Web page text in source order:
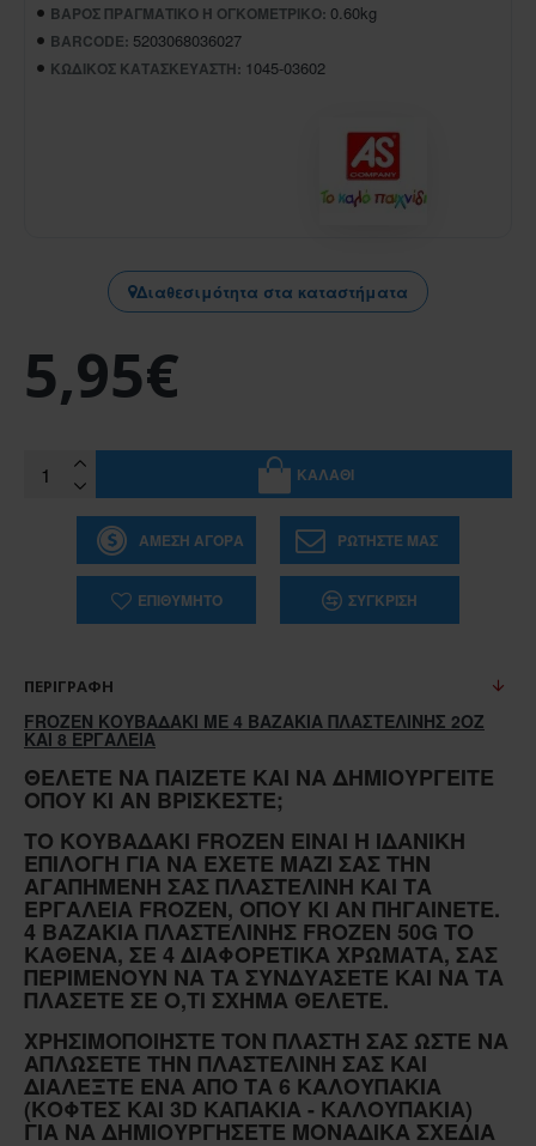
ΒΆΡΟΣ ΠΡΑΓΜΑΤΙΚΌ Ή ΟΓΚΟΜΕΤΡΙΚΌ: 0.60kg
BARCODE: 5203068036027
ΚΩΔΙΚΌΣ ΚΑΤΑΣΚΕΥΑΣΤΉ: 1045-03602
Διαθεσιμότητα στα καταστήματα
5,95€
ΚΑΛΆΘΙ
ΆΜΕΣΗ ΑΓΟΡΆ ΡΩΤΉΣΤΕ ΜΑΣ
ΕΠΙΘΥΜΗΤΌ ΣΎΓΚΡΙΣΗ
ΠΕΡΙΓΡΑΦΉ
FROZEN ΚΟΥΒΑΔΑΚΙ ΜΕ 4 ΒΑΖΑΚΙΑ ΠΛΑΣΤΕΛΙΝΗΣ 2ΟΖ
ΚΑΙ 8 ΕΡΓΑΛΕΙΑ
ΘΈΛΕΤΕ ΝΑ ΠΑΊΖΕΤΕ ΚΑΙ ΝΑ ΔΗΜΙΟΥΡΓΕΊΤΕ
ΌΠΟΥ ΚΙ ΑΝ ΒΡΊΣΚΕΣΤΕ;
ΤΟ ΚΟΥΒΑΔΆΚΙ FROZEN ΕΊΝΑΙ Η ΙΔΑΝΙΚΉ
ΕΠΙΛΟΓΉ ΓΙΑ ΝΑ ΈΧΕΤΕ ΜΑΖΊ ΣΑΣ ΤΗΝ
ΑΓΑΠΗΜΈΝΗ ΣΑΣ ΠΛΑΣΤΕΛΊΝΗ ΚΑΙ ΤΑ
ΕΡΓΑΛΕΊΑ FROZEN, ΌΠΟΥ ΚΙ ΑΝ ΠΗΓΑΊΝΕΤΕ.
4 ΒΑΖΆΚΙΑ ΠΛΑΣΤΕΛΊΝΗΣ FROZEN 50G ΤΟ
ΚΑΘΈΝΑ, ΣΕ 4 ΔΙΑΦΟΡΕΤΙΚΆ ΧΡΏΜΑΤΑ, ΣΑΣ
ΠΕΡΙΜΈΝΟΥΝ ΝΑ ΤΑ ΣΥΝΔΥΆΣΕΤΕ ΚΑΙ ΝΑ ΤΑ
ΠΛΆΣΕΤΕ ΣΕ Ό,ΤΙ ΣΧΉΜΑ ΘΈΛΕΤΕ.
ΧΡΗΣΙΜΟΠΟΙΉΣΤΕ ΤΟΝ ΠΛΆΣΤΗ ΣΑΣ ΏΣΤΕ ΝΑ
ΑΠΛΏΣΕΤΕ ΤΗΝ ΠΛΑΣΤΕΛΊΝΗ ΣΑΣ ΚΑΙ
ΔΙΑΛΈΞΤΕ ΈΝΑ ΑΠΌ ΤΑ 6 ΚΑΛΟΥΠΆΚΙΑ
(ΚΌΦΤΕΣ ΚΑΙ 3D ΚΑΠΆΚΙΑ - ΚΑΛΟΥΠΆΚΙΑ)
ΓΙΑ ΝΑ ΔΗΜΙΟΥΡΓΉΣΕΤΕ ΜΟΝΑΔΙΚΆ ΣΧΈΔΙΑ